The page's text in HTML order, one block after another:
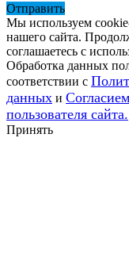
Отправить
Мы используем
нашего сайта.
соглашаетесь с
Обработка данных
соответствии с
данных и
пользователя сайта.
Принять